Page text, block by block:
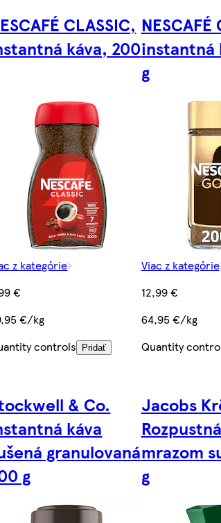
CLASSIC,
káva, 200
z kategórie
€
€/kg
controls
Pridať
NESCAFÉ
instantná
g
Viac z kategórie
12,99 €
64,95 €/kg
Quantity
& Co.
káva
granulovaná
g
Jacobs
mrazom
g